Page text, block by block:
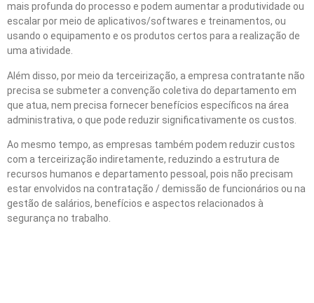
mais profunda do processo e podem aumentar a produtividade ou
escalar por meio de aplicativos/softwares e treinamentos, ou
usando o equipamento e os produtos certos para a realização de
uma atividade.
Além disso, por meio da terceirização, a empresa contratante não
precisa se submeter a convenção coletiva do departamento em
que atua, nem precisa fornecer benefícios específicos na área
administrativa, o que pode reduzir significativamente os custos.
Ao mesmo tempo, as empresas também podem reduzir custos
com a terceirização indiretamente, reduzindo a estrutura de
recursos humanos e departamento pessoal, pois não precisam
estar envolvidos na contratação / demissão de funcionários ou na
gestão de salários, benefícios e aspectos relacionados à
segurança no trabalho.